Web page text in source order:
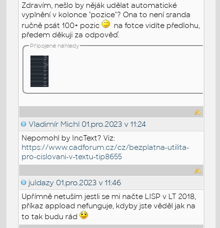
Zdravím, nešlo by něják udělat automatické
vyplnění v kolonce "pozice"? Ona to není sranda
ručně psát 100+ pozic
na fotce vidíte předlohu,
předem děkuji za odpověď.
Připojené náhledy
Vladimír Michl 01.pro.2023 v 11:24
Nepomohl by IncText? Viz:
https://www.cadforum.cz/cz/bezplatna-utilita-
pro-cislovani-v-textu-tip8655
juldazy 01.pro.2023 v 11:46
Upřímně netuším jestli se mi načte LISP v LT 2018,
příkaz appload nefunguje, kdyby jste věděl jak na
to tak budu rád